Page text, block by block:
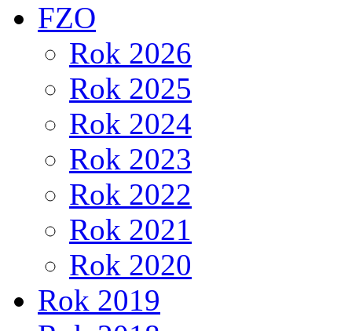
FZO
Rok 2026
Rok 2025
Rok 2024
Rok 2023
Rok 2022
Rok 2021
Rok 2020
Rok 2019